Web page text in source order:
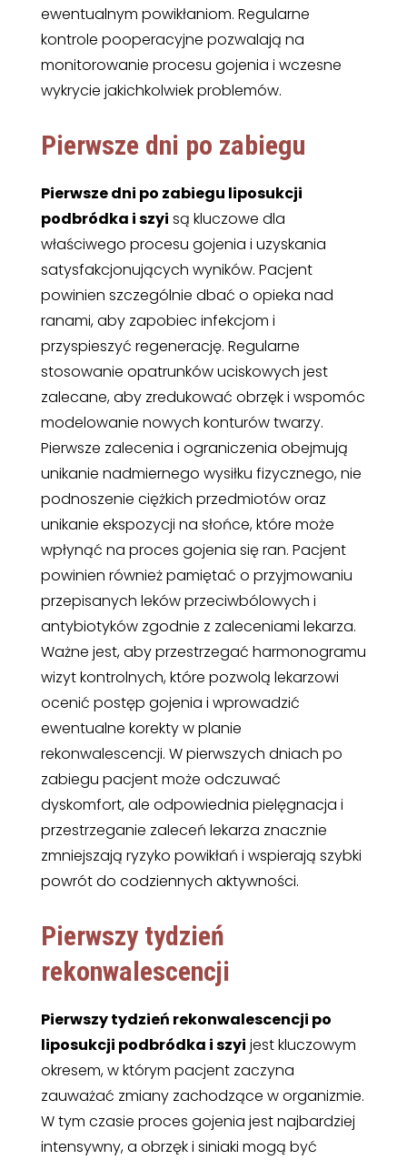
ewentualnym powikłaniom. Regularne
kontrole pooperacyjne pozwalają na
monitorowanie procesu gojenia i wczesne
wykrycie jakichkolwiek problemów.
Pierwsze dni po zabiegu
Pierwsze dni po zabiegu liposukcji
podbródka i szyi są kluczowe dla
właściwego procesu gojenia i uzyskania
satysfakcjonujących wyników. Pacjent
powinien szczególnie dbać o opieka nad
ranami, aby zapobiec infekcjom i
przyspieszyć regenerację. Regularne
stosowanie opatrunków uciskowych jest
zalecane, aby zredukować obrzęk i wspomóc
modelowanie nowych konturów twarzy.
Pierwsze zalecenia i ograniczenia obejmują
unikanie nadmiernego wysiłku fizycznego, nie
podnoszenie ciężkich przedmiotów oraz
unikanie ekspozycji na słońce, które może
wpłynąć na proces gojenia się ran. Pacjent
powinien również pamiętać o przyjmowaniu
przepisanych leków przeciwbólowych i
antybiotyków zgodnie z zaleceniami lekarza.
Ważne jest, aby przestrzegać harmonogramu
wizyt kontrolnych, które pozwolą lekarzowi
ocenić postęp gojenia i wprowadzić
ewentualne korekty w planie
rekonwalescencji. W pierwszych dniach po
zabiegu pacjent może odczuwać
dyskomfort, ale odpowiednia pielęgnacja i
przestrzeganie zaleceń lekarza znacznie
zmniejszają ryzyko powikłań i wspierają szybki
powrót do codziennych aktywności.
Pierwszy tydzień
rekonwalescencji
Pierwszy tydzień rekonwalescencji po
liposukcji podbródka i szyi jest kluczowym
okresem, w którym pacjent zaczyna
zauważać zmiany zachodzące w organizmie.
W tym czasie proces gojenia jest najbardziej
intensywny, a obrzęk i siniaki mogą być